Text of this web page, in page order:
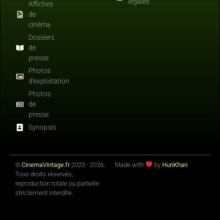
Affiches
de
cinéma
Dossiers
de
presse
Photos
d'exploitation
Photos
de
presse
Synopsis
© CinemaVintage.fr2023 - 2026.
Tous droits réservés,
reproduction totale ou partielle
strictement interdite.
Made with by HuriKhan